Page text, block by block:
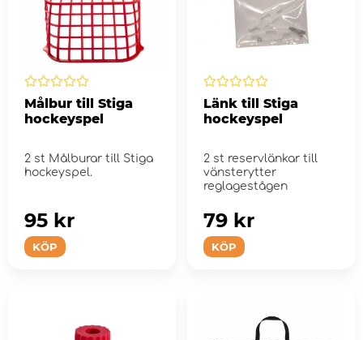
Målbur till Stiga
hockeyspel
2 st Målburar till Stiga
hockeyspel.
KÖP
95 kr
Länk till Stiga
hockeyspel
2 st reservlänkar till
vänsterytter
reglagestågen
KÖP
79 kr